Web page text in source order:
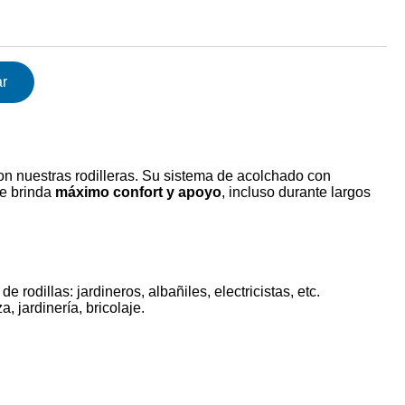
nuestras rodilleras. Su sistema de acolchado con
brinda máximo confort y apoyo, incluso durante largos
rodillas: jardineros, albañiles, electricistas, etc.
jardinería, bricolaje.